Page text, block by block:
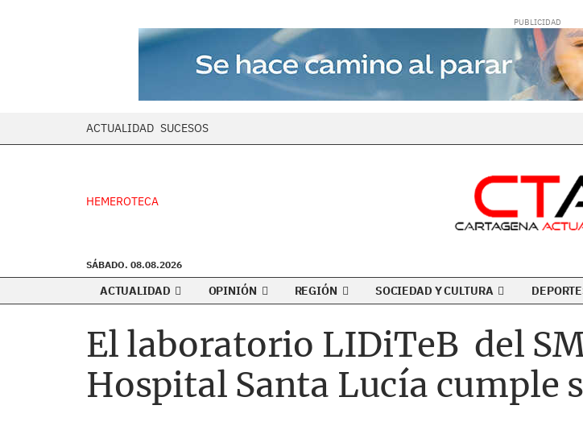
ACTUALIDAD SUCESOS
HEMEROTECA
SÁBADO. 08.08.2026
ACTUALIDAD OPINIÓN REGIÓN SOCIEDAD Y CULTURA
El laboratorio LIDiTeB del
Hospital Santa Lucía cumple